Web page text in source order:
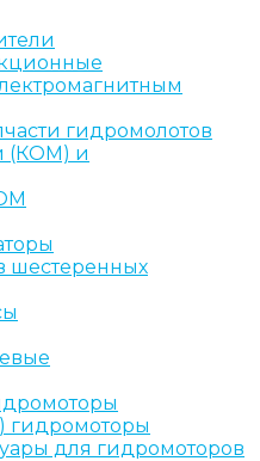
гидромолотов
(КОМ) и
шестеренных
гидромоторы
для гидромоторов